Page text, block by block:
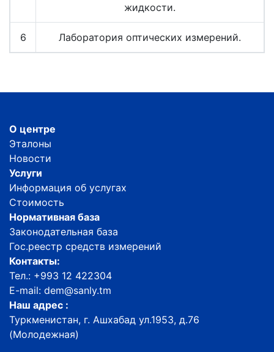
жидкости.
6 Лаборатория оптических измерений.
О центре
Эталоны
Новости
Услуги
Информация об услугах
Стоимость
Нормативная база
Законодательная база
Гос.реестр средств измерений
Контакты:
Тел.: +993 12 422304
E-mail: dem@sanly.tm
Наш адрес :
Туркменистан, г. Ашхабад ул.1953, д.76
(Молодежная)